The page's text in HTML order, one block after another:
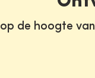
op de hoogte